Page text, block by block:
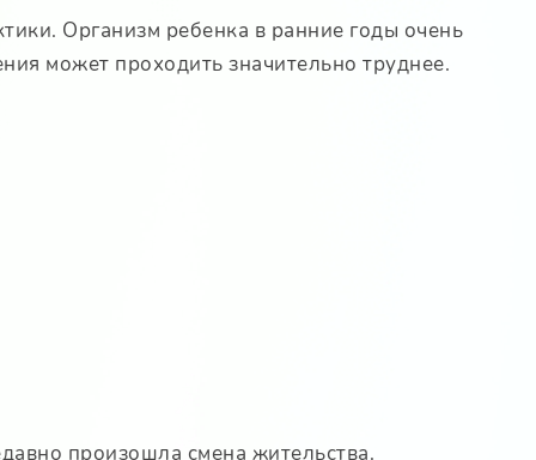
Организм ребенка в ранние годы очень
может проходить значительно труднее.
произошла смена жительства.